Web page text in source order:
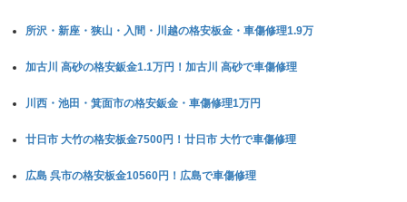
所沢・新座・狭山・入間・川越の格安板金・車傷修理1.9万
加古川 高砂の格安鈑金1.1万円！加古川 高砂で車傷修理
川西・池田・箕面市の格安鈑金・車傷修理1万円
廿日市 大竹の格安板金7500円！廿日市 大竹で車傷修理
広島 呉市の格安板金10560円！広島で車傷修理